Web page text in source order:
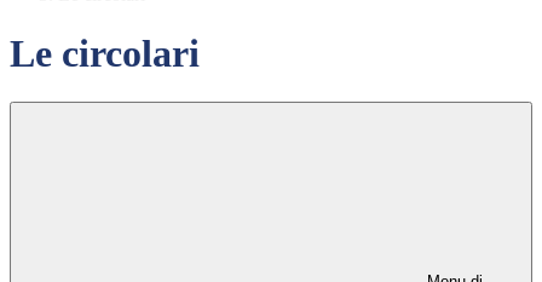
Le circolari